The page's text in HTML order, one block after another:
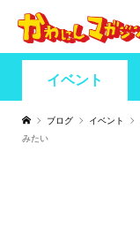
イベント
ブログ イベント
みたい